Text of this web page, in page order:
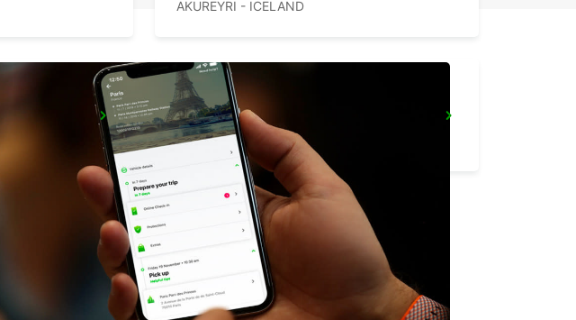
AKUREYRI - ICELAND
REYKJAVIK
REYKJAVIK - ICELAND